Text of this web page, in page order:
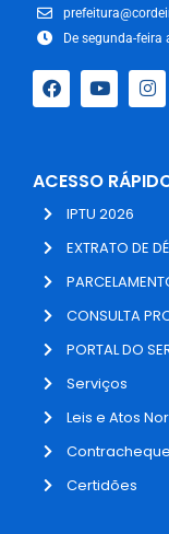
De segunda-feira
ACESSO
IPTU 2026
EXTRATO DE
CONSULTA
PORTAL DO
Serviços
Leis e Atos
Contracheque
Certidões